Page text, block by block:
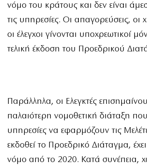
νόμο του κράτους και δεν είναι
τις υπηρεσίες. Οι απαγορεύσεις, οι
οι έλεγχοι γίνονται υποχρεωτικοί
τελική έκδοση του Προεδρικού
Παράλληλα, οι Ελεγκτές
παλαιότερη νομοθετική διάταξη
υπηρεσίες να εφαρμόζουν τις
εκδοθεί το Προεδρικό Διάταγμα,
νόμο από το 2020. Κατά συνέπεια,